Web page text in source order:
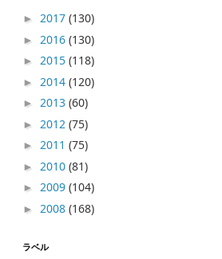
►2017(130)
► 2016(130)
►2015(118)
► 2014(120)
►2013(60)
► 2012(75)
►2011(75)
► 2010(81)
►2009(104)
► 2008(168)
ラベル